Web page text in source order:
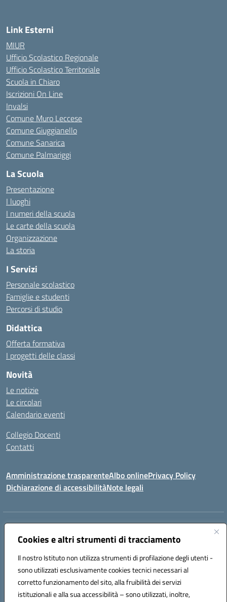
Cookies e altri strumenti di tracciamento
Il nostro Istituto non utilizza strumenti di profilazione degli utenti -
sono utilizzati esclusivamente cookies tecnici necessari al
corretto funzionamento del sito, alla fruibilità dei servizi
istituzionali e alla sua accessibilità – sono utilizzati, inoltre,
Link Esterni
MIUR
Ufficio Scolastico Regionale
Ufficio Scolastico Territoriale
Scuola in Chiaro
Iscrizioni On Line
Invalsi
Comune Muro Leccese
Comune Giuggianello
Comune Sanarica
Comune Palmariggi
La Scuola
Presentazione
I luoghi
I numeri della scuola
Le carte della scuola
Organizzazione
La storia
I Servizi
Personale scolastico
Famiglie e studenti
Percorsi di studio
Didattica
Offerta formativa
I progetti delle classi
Novità
Le notizie
Le circolari
Calendario eventi
Collegio Docenti
Contatti
Amministrazione trasparenteAlbo onlinePrivacy Policy
Dichiarazione di accessibilitàNote legali
Indirizzo:
Centralino:+39 0836.341064 Email:leic81300l@istruzione.it
Codice fiscale: 92012610751
Codice meccanografico:
LEIC81300L
Codice unico di fatturazione (CUF): UF1W44